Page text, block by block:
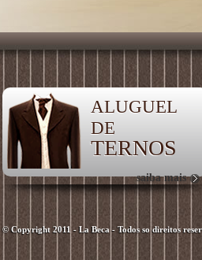
ALUGUEL
DE
TERNOS
saiba mais
© Copyright 2011 - La Beca - Todos so direitos